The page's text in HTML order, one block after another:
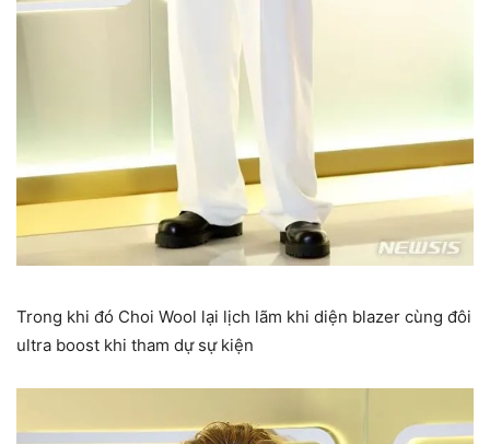
Trong khi đó Choi Wool lại lịch lãm khi diện blazer cùng đôi
ultra boost khi tham dự sự kiện